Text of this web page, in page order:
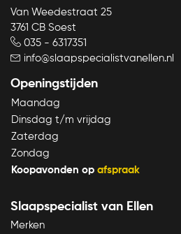
Bekijk product
Van Weedestraat 25
3761 CB Soest
035 - 6317351
info@slaapspecialistvanellen.nl
Openingstijden
Maandag
Dinsdag t/m vrijdag
Zaterdag
Zondag
Koopavonden op afspraak
Slaapspecialist van Ellen
Merken